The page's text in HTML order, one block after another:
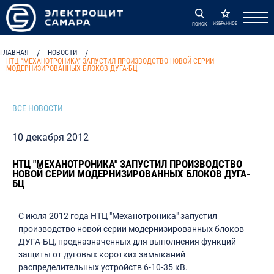
ПОИСК ИЗБРАННОЕ
ГЛАВНАЯ / НОВОСТИ /
НТЦ "МЕХАНОТРОНИКА" ЗАПУСТИЛ ПРОИЗВОДСТВО НОВОЙ СЕРИИ
МОДЕРНИЗИРОВАННЫХ БЛОКОВ ДУГА-БЦ
ВСЕ НОВОСТИ
10 декабря 2012
НТЦ "МЕХАНОТРОНИКА" ЗАПУСТИЛ ПРОИЗВОДСТВО
НОВОЙ СЕРИИ МОДЕРНИЗИРОВАННЫХ БЛОКОВ ДУГА-
БЦ
С июля 2012 года НТЦ "Механотроника" запустил
производство новой серии модернизированных блоков
ДУГА-БЦ, предназначенных для выполнения функций
защиты от дуговых коротких замыканий
распределительных устройств 6-10-35 кВ.